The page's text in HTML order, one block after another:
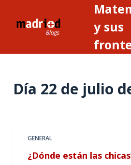
y sus
Día 22 de julio
GENERAL
¿Dónde están las